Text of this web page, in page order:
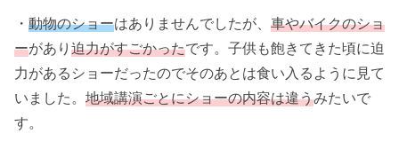
・ 動物のショーはありませんでしたが、 車やバイクのショ
ーがあり 迫力がすごかったです。子供も飽きてきた頃に迫
力があるショーだったのでそのあとは食い入るように見て
いました。 地域講演ごとにショーの内容は違うみたいで
す。